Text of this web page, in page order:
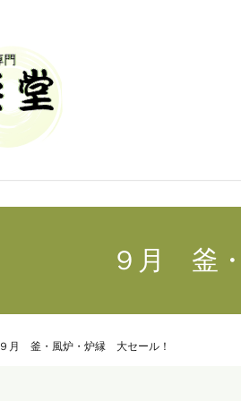
９月 釜
９月 釜・風炉・炉縁 大セール！